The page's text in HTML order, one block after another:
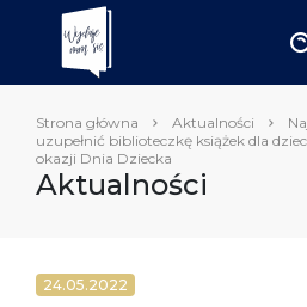
Strona główna Aktualności
uzupełnić biblioteczkę książek dla
okazji Dnia Dziecka
Aktualności
24.05.2022